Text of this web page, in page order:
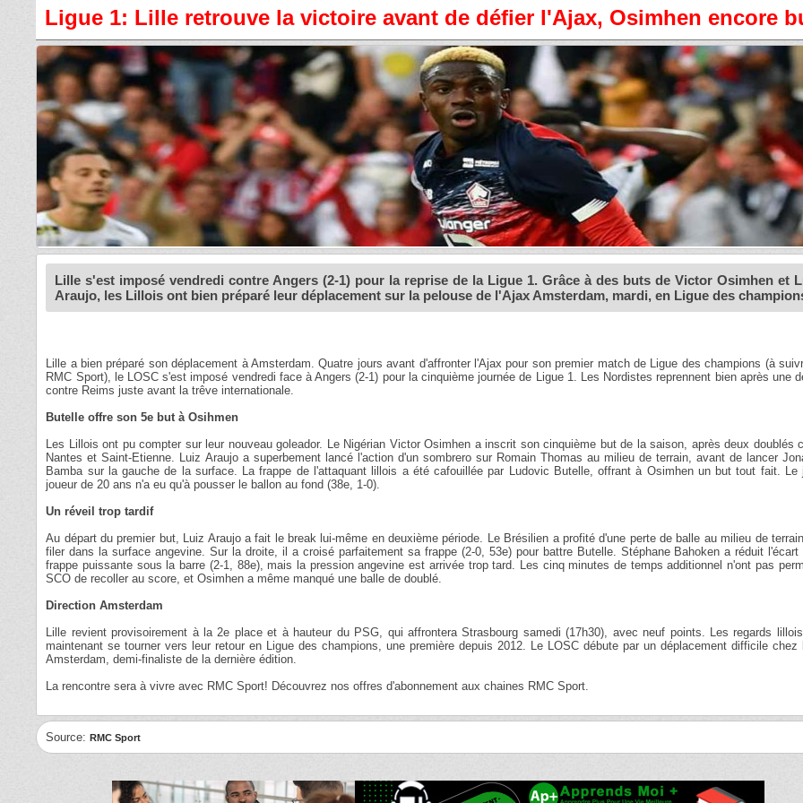
Ligue 1: Lille retrouve la victoire avant de défier l'Ajax, Osimhen encore
Lille s'est imposé vendredi contre Angers (2-1) pour la reprise de la Ligue 1. Grâce à des buts de Victor Osimhen et
Araujo, les Lillois ont bien préparé leur déplacement sur la pelouse de l'Ajax Amsterdam, mardi, en Ligue des
Lille a bien préparé son déplacement à Amsterdam. Quatre jours avant d'affronter l'Ajax pour son premier match de Ligue des champions (à
RMC Sport), le LOSC s'est imposé vendredi face à Angers (2-1) pour la cinquième journée de Ligue 1. Les Nordistes reprennent bien après une
contre Reims juste avant la trêve internationale.
Butelle offre son 5e but à Osihmen
Les Lillois ont pu compter sur leur nouveau goleador. Le Nigérian Victor Osimhen a inscrit son cinquième but de la saison, après deux doublés
Nantes et Saint-Etienne. Luiz Araujo a superbement lancé l'action d'un sombrero sur Romain Thomas au milieu de terrain, avant de lancer
Bamba sur la gauche de la surface. La frappe de l'attaquant lillois a été cafouillée par Ludovic Butelle, offrant à Osimhen un but tout fait. Le
joueur de 20 ans n'a eu qu'à pousser le ballon au fond (38e, 1-0).
Un réveil trop tardif
Au départ du premier but, Luiz Araujo a fait le break lui-même en deuxième période. Le Brésilien a profité d'une perte de balle au milieu de
filer dans la surface angevine. Sur la droite, il a croisé parfaitement sa frappe (2-0, 53e) pour battre Butelle. Stéphane Bahoken a réduit l'écart
frappe puissante sous la barre (2-1, 88e), mais la pression angevine est arrivée trop tard. Les cinq minutes de temps additionnel n'ont pas
SCO de recoller au score, et Osimhen a même manqué une balle de doublé.
Direction Amsterdam
Lille revient provisoirement à la 2e place et à hauteur du PSG, qui affrontera Strasbourg samedi (17h30), avec neuf points. Les regards
maintenant se tourner vers leur retour en Ligue des champions, une première depuis 2012. Le LOSC débute par un déplacement difficile chez
Amsterdam, demi-finaliste de la dernière édition.
La rencontre sera à vivre avec RMC Sport! Découvrez nos offres d'abonnement aux chaines RMC Sport.
Source:RMC Sport